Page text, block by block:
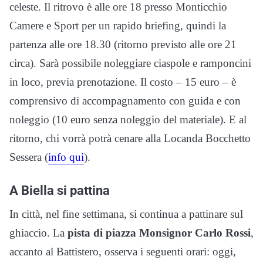
celeste. Il ritrovo è alle ore 18 presso Monticchio
Camere e Sport per un rapido briefing, quindi la
partenza alle ore 18.30 (ritorno previsto alle ore 21
circa). Sarà possibile noleggiare ciaspole e ramponcini
in loco, previa prenotazione. Il costo – 15 euro – è
comprensivo di accompagnamento con guida e con
noleggio (10 euro senza noleggio del materiale). E al
ritorno, chi vorrà potrà cenare alla Locanda Bocchetto
Sessera (info qui).
A Biella si pattina
In città, nel fine settimana, si continua a pattinare sul
ghiaccio. La pista di piazza Monsignor Carlo Rossi,
accanto al Battistero, osserva i seguenti orari: oggi,